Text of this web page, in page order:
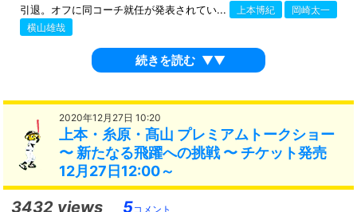
引退。オフに同コーチ就任が発表されてい...
上本博紀
岡崎太一
横山雄哉
続きを読む ▼▼
2020年12月27日 10:20
上本・糸原・髙山 プレミアムトークショー
〜 新たなる飛躍への挑戦 〜 チケット発売
12月27日12:00～
3432 views 5コメント